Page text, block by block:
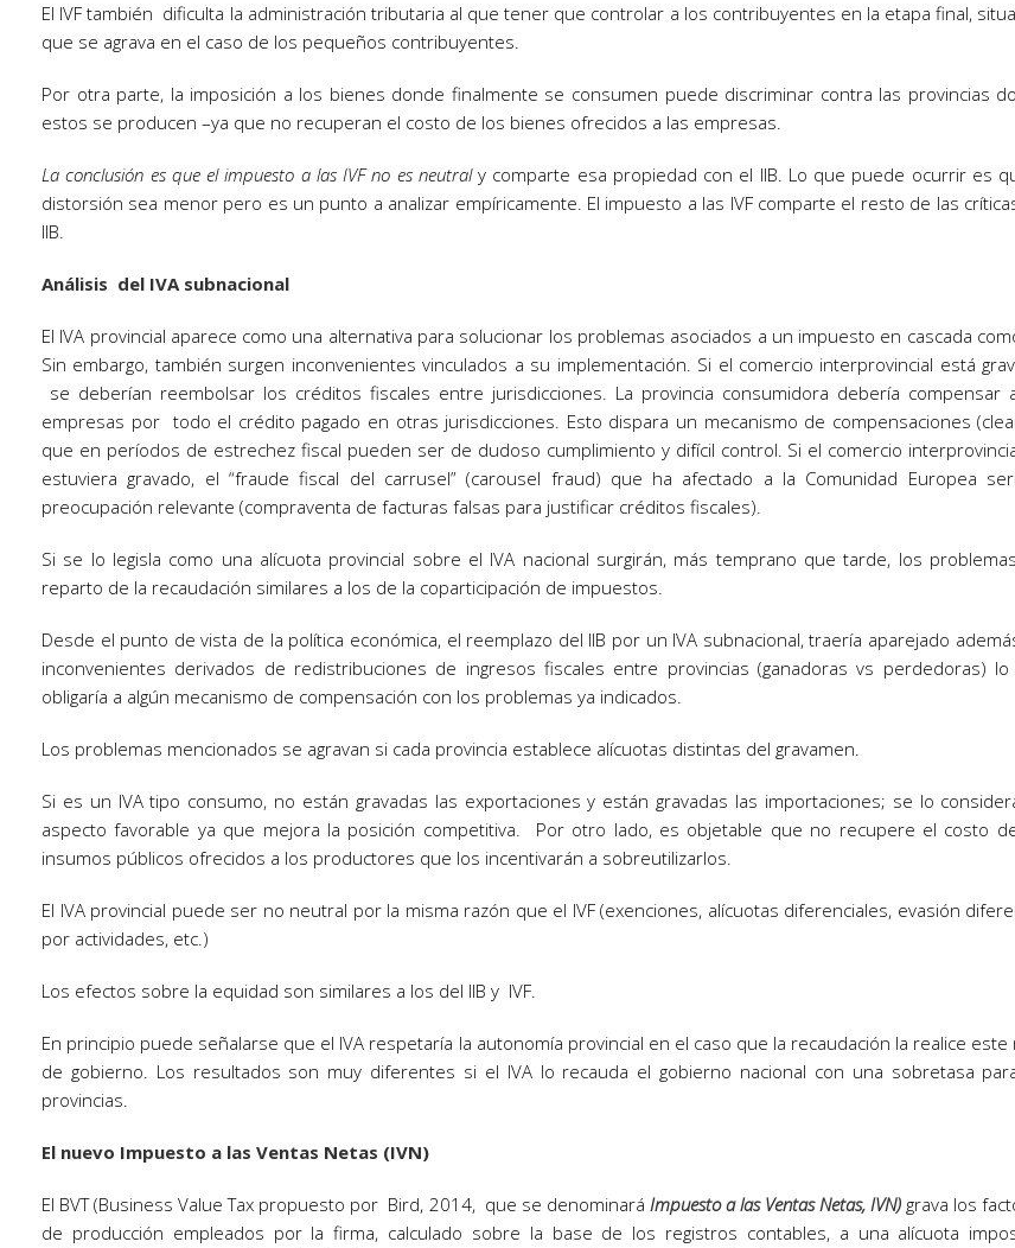
El IVF también dificulta la administración tributaria al que tener que controlar a los contribuyentes en la etapa final,
que se agrava en el caso de los pequeños contribuyentes.
Por otra parte, la imposición a los bienes donde finalmente se consumen puede discriminar contra las provincias
estos se producen –ya que no recuperan el costo de los bienes ofrecidos a las empresas.
La conclusión es que el impuesto a las IVF no es neutraly comparte esa propiedad con el IIB. Lo que puede ocurrir es
distorsión sea menor pero es un punto a analizar empíricamente. El impuesto a las IVF comparte el resto de las
IIB.
Análisis del IVA subnacional
El IVA provincial aparece como una alternativa para solucionar los problemas asociados a un impuesto en cascada
Sin embargo, también surgen inconvenientes vinculados a su implementación. Si el comercio interprovincial está
se deberían reembolsar los créditos fiscales entre jurisdicciones. La provincia consumidora debería compensar
empresas por todo el crédito pagado en otras jurisdicciones. Esto dispara un mecanismo de compensaciones
que en períodos de estrechez fiscal pueden ser de dudoso cumplimiento y difícil control. Si el comercio
estuviera gravado, el “fraude fiscal del carrusel” (carousel fraud) que ha afectado a la Comunidad Europea
preocupación relevante (compraventa de facturas falsas para justificar créditos fiscales).
Si se lo legisla como una alícuota provincial sobre el IVA nacional surgirán, más temprano que tarde, los
reparto de la recaudación similares a los de la coparticipación de impuestos.
Desde el punto de vista de la política económica, el reemplazo del IIB por un IVA subnacional, traería aparejado
inconvenientes derivados de redistribuciones de ingresos fiscales entre provincias (ganadoras vs perdedoras) lo
obligaría a algún mecanismo de compensación con los problemas ya indicados.
Los problemas mencionados se agravan si cada provincia establece alícuotas distintas del gravamen.
Si es un IVA tipo consumo, no están gravadas las exportaciones y están gravadas las importaciones; se lo
aspecto favorable ya que mejora la posición competitiva. Por otro lado, es objetable que no recupere el costo
insumos públicos ofrecidos a los productores que los incentivarán a sobreutilizarlos.
El IVA provincial puede ser no neutral por la misma razón que el IVF (exenciones, alícuotas diferenciales, evasión
por actividades, etc.)
Los efectos sobre la equidad son similares a los del IIB y IVF.
En principio puede señalarse que el IVA respetaría la autonomía provincial en el caso que la recaudación la realice este
de gobierno. Los resultados son muy diferentes si el IVA lo recauda el gobierno nacional con una sobretasa
provincias.
El nuevo Impuesto a las Ventas Netas (IVN)
El BVT (Business Value Tax propuesto por Bird, 2014, que se denominará Impuesto a las Ventas Netas, IVN) grava los
de producción empleados por la firma, calculado sobre la base de los registros contables, a una alícuota